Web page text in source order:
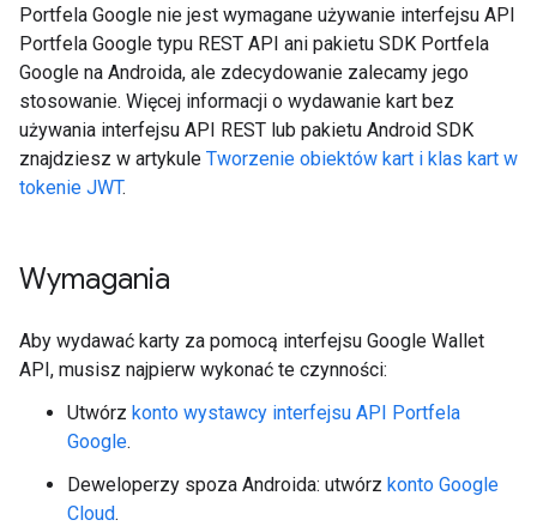
Portfela Google nie jest wymagane używanie interfejsu API
Portfela Google typu REST API ani pakietu SDK Portfela
Google na Androida, ale zdecydowanie zalecamy jego
stosowanie. Więcej informacji o wydawanie kart bez
używania interfejsu API REST lub pakietu Android SDK
znajdziesz w artykule Tworzenie obiektów kart i klas kart w
tokenie JWT.
Wymagania
Aby wydawać karty za pomocą interfejsu Google Wallet
API, musisz najpierw wykonać te czynności:
Utwórz konto wystawcy interfejsu API Portfela
Google.
Deweloperzy spoza Androida: utwórz konto Google
Cloud.